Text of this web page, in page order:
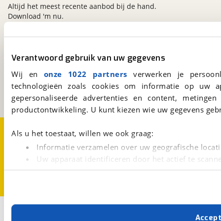
Verantwoord gebruik van uw gegevens
Wij en onze 1022 partners verwerken je
technologieën zoals cookies om informatie op
gepersonaliseerde advertenties en content,
productontwikkeling. U kunt kiezen wie uw gegevens
Als u het toestaat, willen we ook graag:
Informatie verzamelen over uw geografische
Uw apparaat identificeren door het actief te
Lees meer over hoe uw persoonlijke gegevens worden
Met cookies en vergelijkbare technieken zorgen we
(excl. distributieriem/ketting), Tenaamstelling
voertuig, Uitdeuken zonder spuiten, Vrijwaring
viaBOVAG.nl
3981 AJ
Bunnik
Een initiatief van
BOVAG
Altijd het meest recente aanbod bij de hand.
Download 'm nu.
Over viaBOVAG.nl
Disclaimer- en Privacyverklaring
CookievoorkeurenVacatures